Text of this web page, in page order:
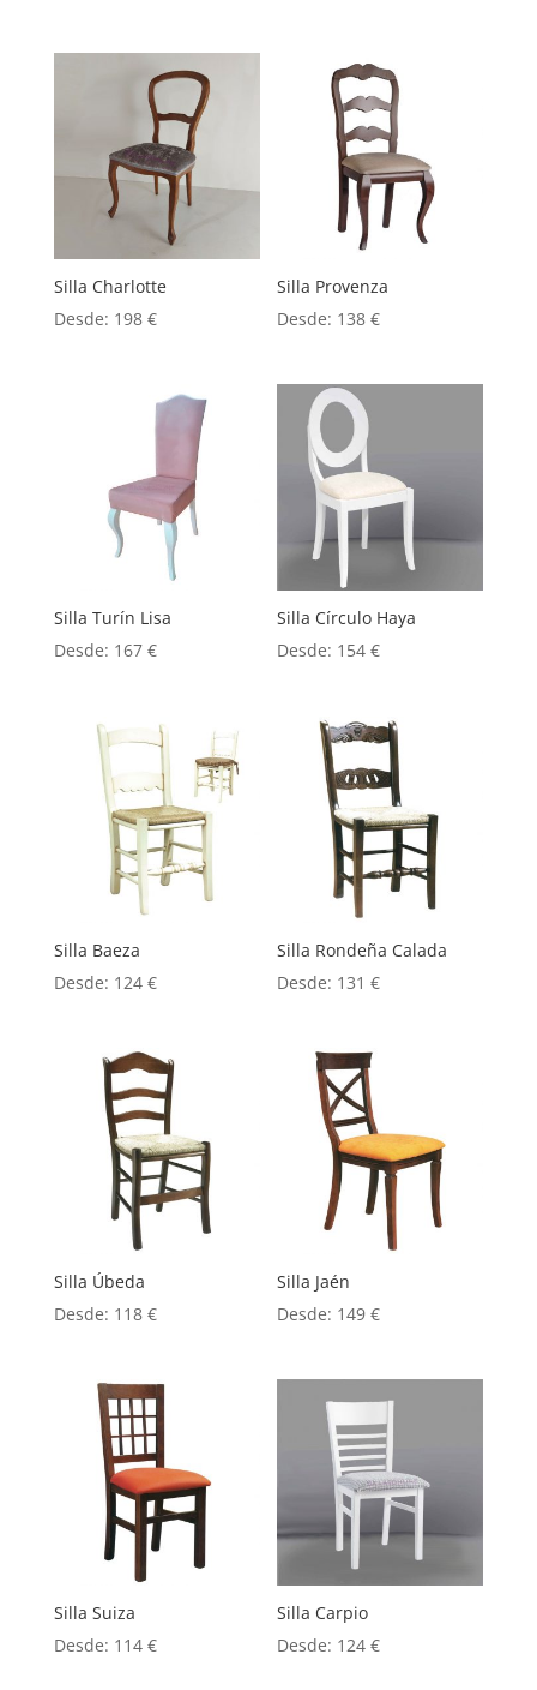
Silla Charlotte
Desde: 198 €
Silla Provenza
Desde: 138€
Silla Turín Lisa
Desde: 167 €
Silla Círculo Haya
Desde: 154€
Silla Baeza
Desde: 124 €
Silla Rondeña Calada
Desde: 131€
Silla Úbeda
Desde: 118 €
Silla Jaén
Desde: 149€
Silla Suiza
Desde: 114 €
Silla Carpio
Desde: 124€